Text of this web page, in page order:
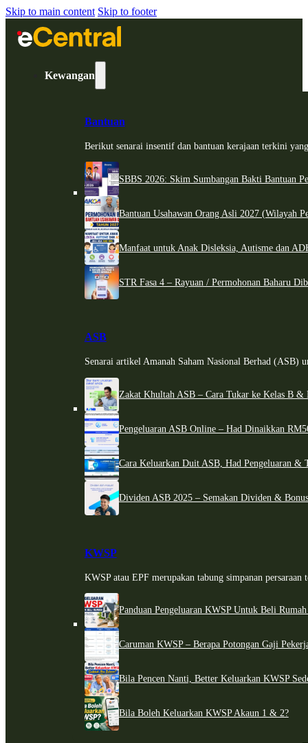
Skip to main content Skip to footer
Kewangan
Bantuan
Berikut senarai insentif dan bantuan kerajaan terkini
SBBS 2026: Skim Sumbangan Bakti Bantuan
Bantuan Usahawan Orang Asli 2027 (Wilayah
Manfaat untuk Anak Disleksia, Autisme dan
STR Fasa 4 – Rayuan / Permohonan Baharu
ASB
Senarai artikel Amanah Saham Nasional Berhad (ASB)
Zakat Khultah ASB – Cara Tukar ke Kelas B &
Pengeluaran ASB Online – Had Dinaikkan
Cara Keluarkan Duit ASB, Had Pengeluaran &
Dividen ASB 2025 – Semakan Dividen &
KWSP
KWSP atau EPF merupakan tabung simpanan persaraan
Panduan Pengeluaran KWSP Untuk Beli
Caruman KWSP – Berapa Potongan Gaji
Bila Pencen Nanti, Better Keluarkan KWSP
Bila Boleh Keluarkan KWSP Akaun 1 & 2?